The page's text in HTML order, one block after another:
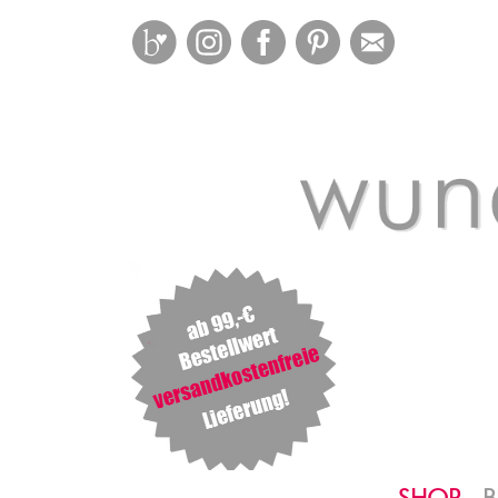
BloglovinInstagramFacebookPinterest